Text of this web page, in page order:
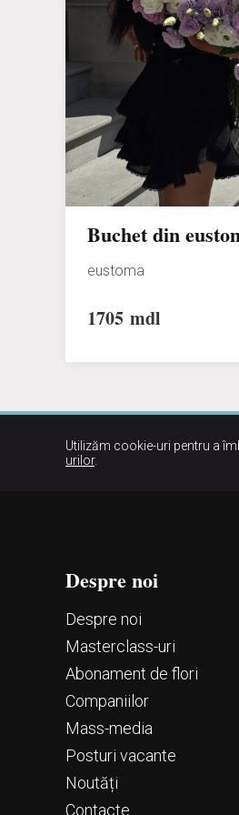
Buchet din
eustoma
1705 mdl
Utilizăm cookie-uri pentru a
urilor.
Despre noi
Despre noi
Маsterclass-uri
Abonament de flori
Companiilor
Mass-media
Posturi vacante
Noutăți
Contacte